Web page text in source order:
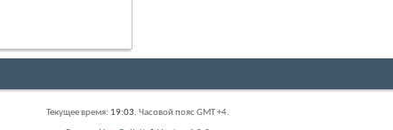
Текущее время: 19:03. Часовой пояс GMT +4.